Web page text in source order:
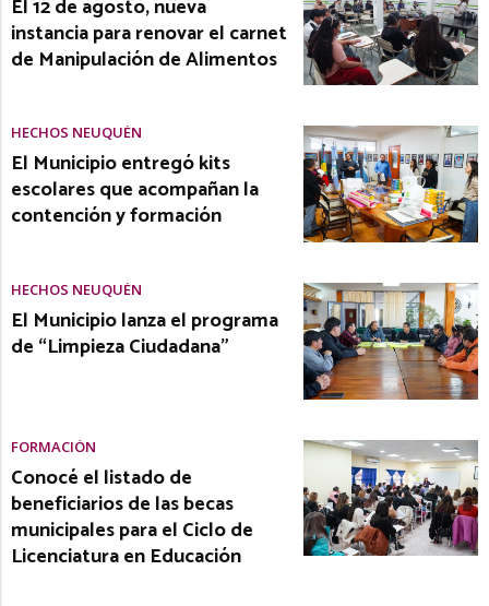
El 12 de agosto, nueva
instancia para renovar el carnet
de Manipulación de Alimentos
HECHOS NEUQUÉN
El Municipio entregó kits
escolares que acompañan la
contención y formación
HECHOS NEUQUÉN
El Municipio lanza el programa
de “Limpieza Ciudadana”
FORMACIÓN
Conocé el listado de
beneficiarios de las becas
municipales para el Ciclo de
Licenciatura en Educación